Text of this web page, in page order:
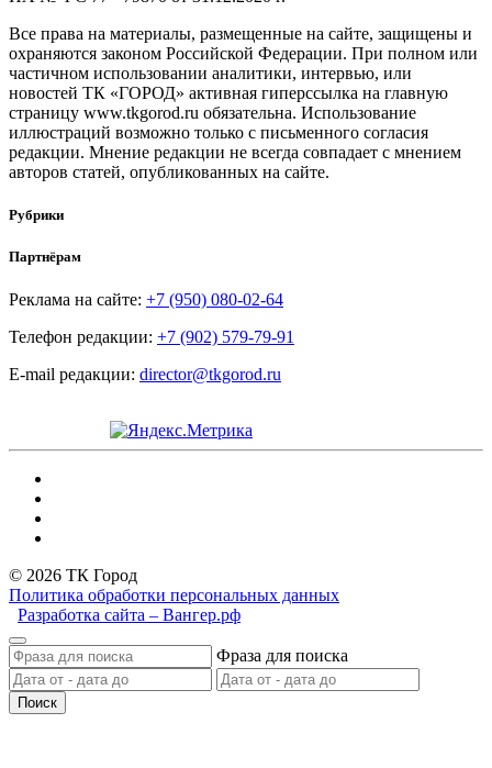
Все права на материалы, размещенные на сайте, защищены и
охраняются законом Российской Федерации. При полном или
частичном использовании аналитики, интервью, или
новостей ТК «ГОРОД» активная гиперссылка на главную
страницу www.tkgorod.ru обязательна. Использование
иллюстраций возможно только с письменного согласия
редакции. Мнение редакции не всегда совпадает с мнением
авторов статей, опубликованных на сайте.
Рубрики
Партнёрам
Реклама на сайте: +7 (950) 080-02-64
Телефон редакции: +7 (902) 579-79-91
E-mail редакции: director@tkgorod.ru
© 2026 ТК Город
Политика обработки персональных данных
Разработка сайта – Вангер.рф
Фраза для поиска
Поиск